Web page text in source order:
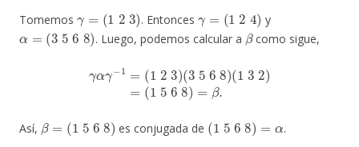
Tomemos
2 )
. Entonces
2 )
y
α=(3568)
. Luego, podemos calcular a
β
como sigue,
=(1 )(3 5 68)(13 2 =(15 6 8)=
Así,
β 5 68 )
es conjugada de
(1 56 8 )=
.